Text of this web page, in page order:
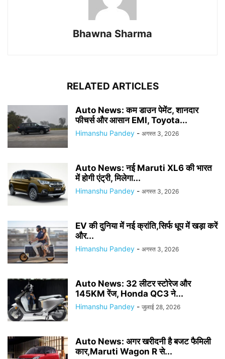
Bhawna Sharma
RELATED ARTICLES
Auto News: कम डाउन पेमेंट, शानदार
फीचर्स और आसान EMI, Toyota...
Himanshu Pandey - अगस्त 3, 2026
Auto News: नई Maruti XL6 की भारत
में होगी एंट्री, मिलेगा...
Himanshu Pandey - अगस्त 3, 2026
EV की दुनिया में नई क्रांति,सिर्फ धूप में खड़ा करें
और...
Himanshu Pandey - अगस्त 3, 2026
Auto News: 32 लीटर स्टोरेज और
145KM रेंज, Honda QC3 ने...
Himanshu Pandey - जुलाई 28, 2026
Auto News: अगर खरीदनी है बजट फैमिली
कार,Maruti Wagon R से...